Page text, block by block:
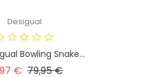
Desigual
Bowling Snake...
€ Prix
79,95 €Prix